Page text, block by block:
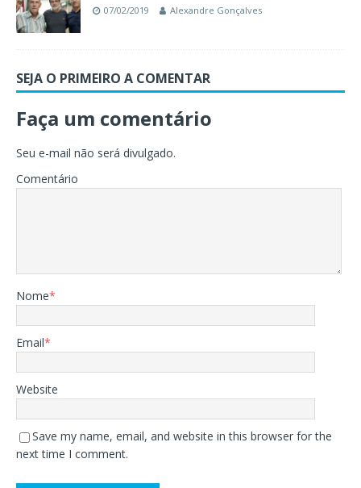
07/02/2019 Alexandre Gonçalves
SEJA O PRIMEIRO A COMENTAR
Faça um comentário
Seu e-mail não será divulgado.
Comentário
Nome*
Email*
Website
Save my name, email, and website in this browser for the
next time I comment.